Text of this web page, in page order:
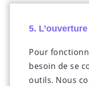
5.
Pour
besoin de se
outils. Nous